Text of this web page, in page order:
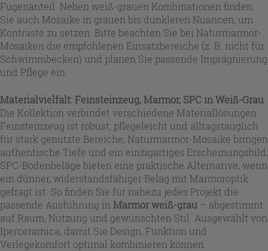
Fugenanteil. Neben weiß-grauen Kombinationen finden
Sie auch Mosaike in grauen bis dunkleren Nuancen, um
Kontraste zu setzen. Bitte beachten Sie bei Naturmarmor-
Mosaiken die empfohlenen Einsatzbereiche (z. B. nicht für
Schwimmbecken) und planen Sie passende Imprägnierung
und Pflege ein.
Materialvielfalt: Feinsteinzeug, Marmor, SPC in Weiß-Grau
Die Kollektion verbindet verschiedene Materiallösungen:
Feinsteinzeug ist robust, pflegeleicht und alltagstauglich
für stark genutzte Bereiche; Naturmarmor-Mosaike bringen
authentische Tiefe und ein einzigartiges Erscheinungsbild;
SPC-Bodenbeläge bieten eine praktische Alternative, wenn
ein dünner, widerstandsfähiger Belag mit Marmoroptik
gefragt ist. So finden Sie für nahezu jedes Projekt die
passende Ausführung in Marmor weiß-grau – abgestimmt
auf Raum, Nutzung und gewünschten Stil. Ausgewählt von
Iperceramica, damit Sie Design, Funktion und
Verlegekomfort optimal kombinieren können.